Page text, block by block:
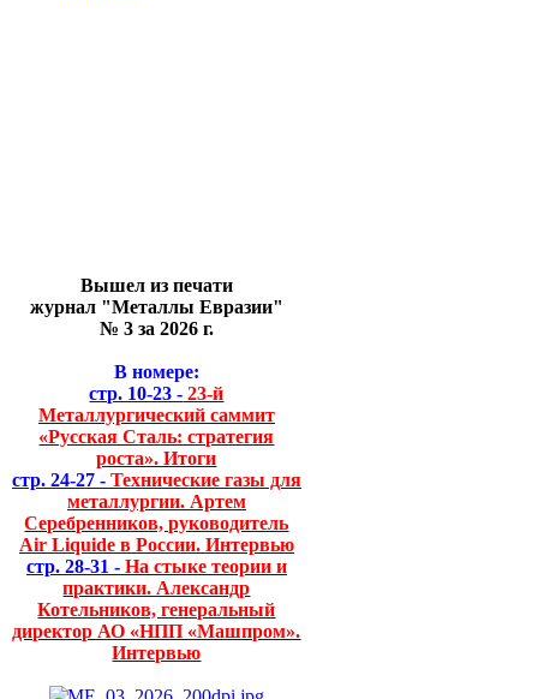
Вышел из печати
журнал "Металлы Евразии"
№ 3 за 2026 г.
В номере:
стр. 10-23 - 23-й
Металлургический саммит
«Русская Сталь: стратегия
роста». Итоги
стр. 24-27 - Технические газы для
металлургии. Артем
Серебренников, руководитель
Air Liquide в России. Интервью
стр. 28-31 - На стыке теории и
практики. Александр
Котельников, генеральный
директор АО «НПП «Машпром».
Интервью